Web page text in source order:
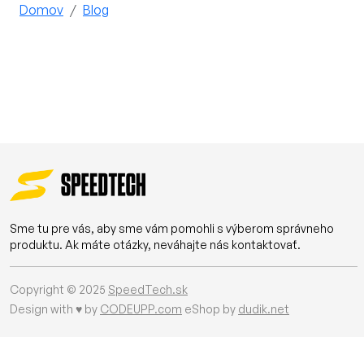
Domov Blog
Sme tu pre vás, aby sme vám pomohli s výberom správneho
produktu. Ak máte otázky, neváhajte nás kontaktovať.
Copyright © 2025 SpeedTech.sk
Design with ♥ by CODEUPP.com eShop by dudik.net